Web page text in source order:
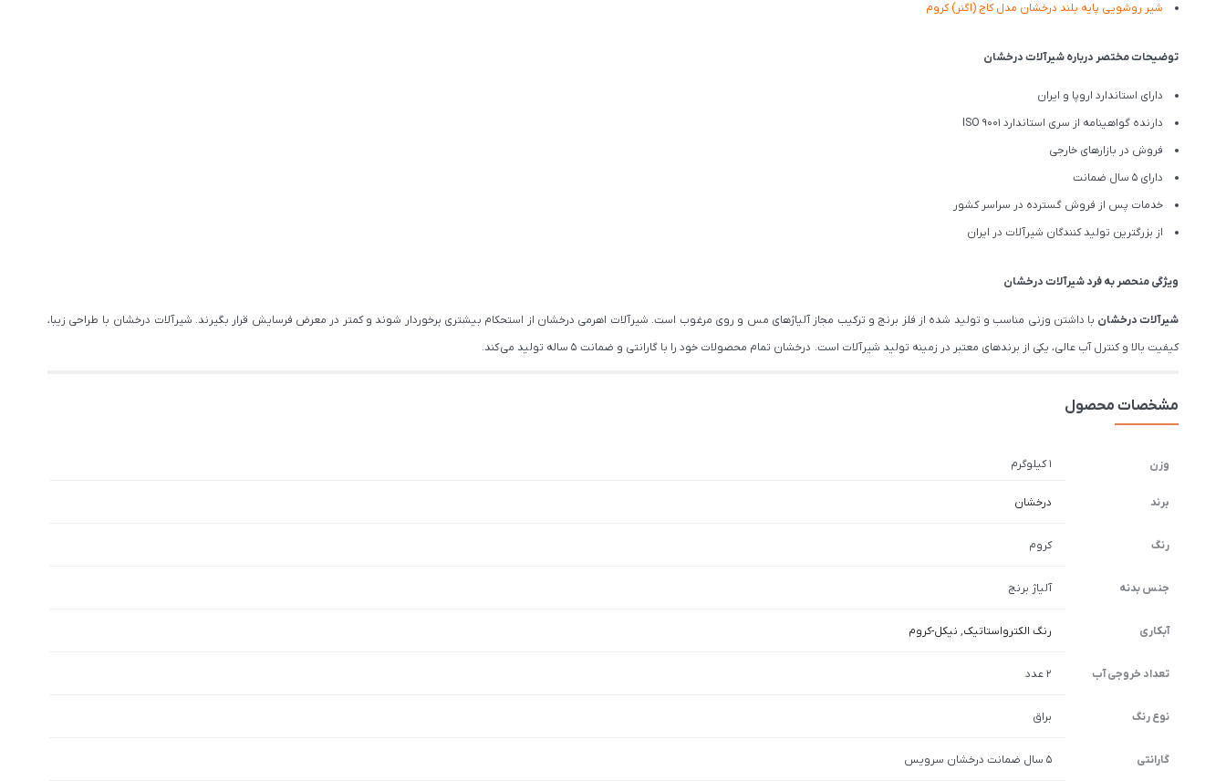
شیر روشویی پایه بلند درخشان مدل کاج (اگنر) کروم
توضیحات مختصر درباره شیرآلات درخشان
دارای استاندارد اروپا و ایران
دارنده گواهینامه از سری استاندارد ISO 9001
فروش در بازارهای خارجی
دارای 5 سال ضمانت
خدمات پس از فروش گسترده در سراسر کشور
از بزرگترین تولید کنندگان شیرآلات در ایران
ویژگی منحصر به فرد شیرآلات درخشان
شیرآلات درخشان با داشتن وزنی مناسب و تولید شده از فلز برنج و ترکیب مجاز آلیاژهای مس و روی مرغوب است. شیرآلات اهرمی درخشان از استحکام بیشتری برخوردار شوند و کمتر در معرض فرسایش قرار بگیرند. شیرآلات درخشان با طراحی زیبا،
کیفیت بالا و کنترل آب عالی، یکی از برندهای معتبر در زمینه تولید شیرآلات است. درخشان تمام محصولات خود را با گارانتی و ضمانت 5 ساله تولید می کند.
مشخصات محصول
وزن 1 کیلوگرم
برند درخشان
رنگ کروم
جنس بدنه آلیاژ برنج
آبکاری رنگ الکترواستاتیک, نیکل-کروم
تعداد خروجی آب 2 عدد
نوع رنگ براق
گارانتی 5 سال ضمانت درخشان سرویس